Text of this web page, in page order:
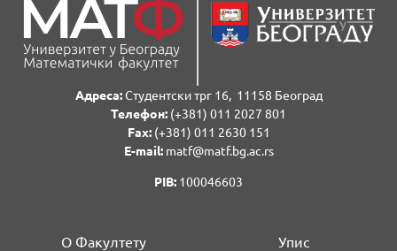
Адреса:Студентски трг 16, 11158 Београд
Телефон: (+381) 011 2027 801
Fаx:(+381) 011 2630 151
E-mail:matf@matf.bg.ac.rs
PIB: 100046603
О Факултету
Упис